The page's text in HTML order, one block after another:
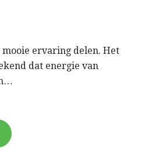
ervaring delen. Het
dat energie van